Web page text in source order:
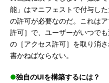
能」はマニフェストで付与し
の許可が必要なのだ。これは
許可］で、ユーザーがいつで
の［アクセス許可］を取り消
書かねばならない。
●独自のUIを構築するには？